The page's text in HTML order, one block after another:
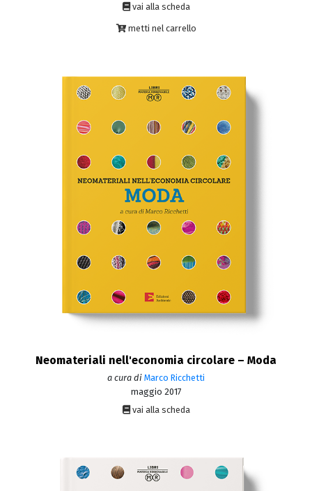
vai alla scheda
metti nel carrello
Neomateriali nell'economia circolare – Moda
a cura di Marco Ricchetti
maggio 2017
vai alla scheda